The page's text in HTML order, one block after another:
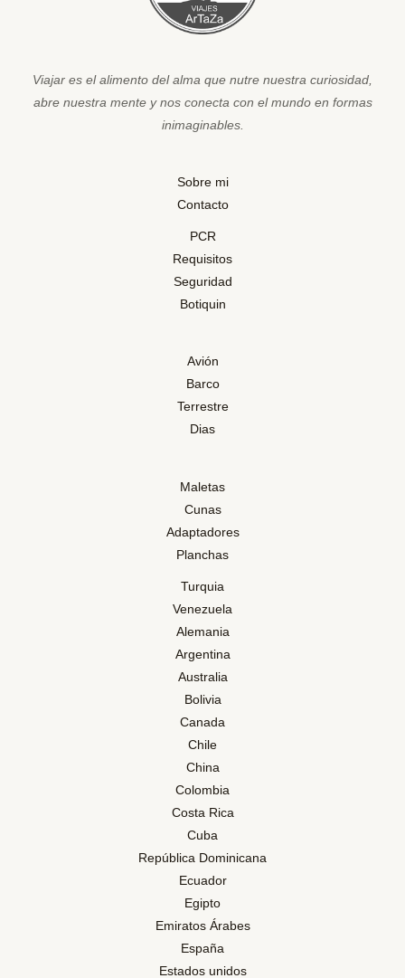
Viajar es el alimento del alma que nutre nuestra curiosidad,
abre nuestra mente y nos conecta con el mundo en formas
inimaginables.
Sobre mi
Contacto
PCR
Requisitos
Seguridad
Botiquin
Avión
Barco
Terrestre
Dias
Maletas
Cunas
Adaptadores
Planchas
Turquia
Venezuela
Alemania
Argentina
Australia
Bolivia
Canada
Chile
China
Colombia
Costa Rica
Cuba
República Dominicana
Ecuador
Egipto
Emiratos Árabes
España
Estados unidos